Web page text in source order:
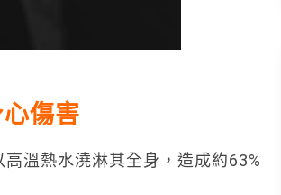
傷害
溫熱水澆淋其全身，造成約63%